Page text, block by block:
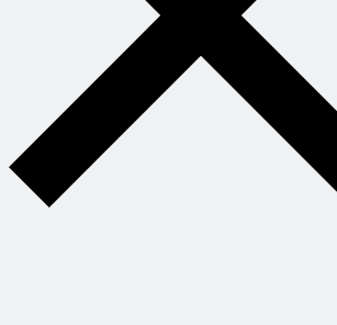
заменить духовку сушилкой для
23 августа 2013 Ответить
— в инструкции к вашей
2023 Ответить
спелых помидоров.
Предлагают замораживать
то кощунственно звучит. А вот
кажется, самое то! Завтра же